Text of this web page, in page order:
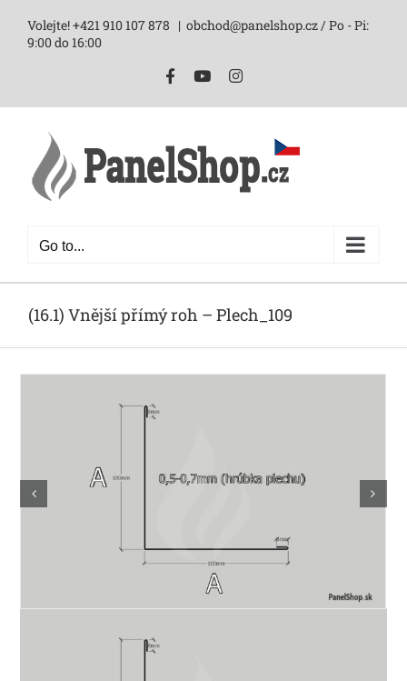
Volejte! +421 910 107 878 | obchod@panelshop.cz / Po - Pi:
9:00 do 16:00
Facebook
YouTubeInstagram
Go to...
(16.1) Vnější přímý roh – Plech_109